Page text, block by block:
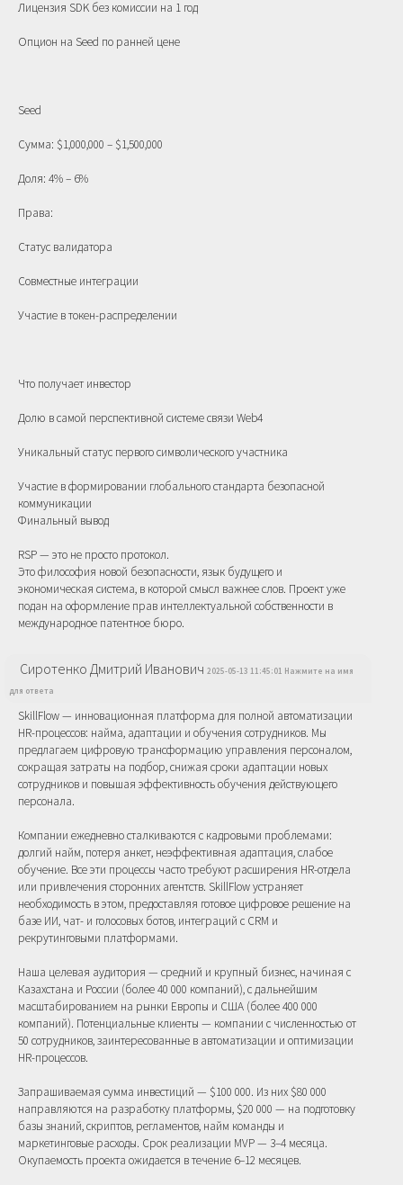
Лицензия SDK без комиссии на 1 год
Опцион на Seed по ранней цене
Seed
Сумма: $1,000,000 – $1,500,000
Доля: 4% – 6%
Права:
Статус валидатора
Совместные интеграции
Участие в токен-распределении
Что получает инвестор
Долю в самой перспективной системе связи Web4
Уникальный статус первого символического участника
Участие в формировании глобального стандарта безопасной
коммуникации
Финальный вывод
RSP — это не просто протокол.
Это философия новой безопасности, язык будущего и
экономическая система, в которой смысл важнее слов. Проект уже
подан на оформление прав интеллектуальной собственности в
международное патентное бюро.
Сиротенко Дмитрий Иванович 2025-05-13 11:45:01 Нажмите на имя
для ответа
SkillFlow — инновационная платформа для полной автоматизации
HR-процессов: найма, адаптации и обучения сотрудников. Мы
предлагаем цифровую трансформацию управления персоналом,
сокращая затраты на подбор, снижая сроки адаптации новых
сотрудников и повышая эффективность обучения действующего
персонала.
Компании ежедневно сталкиваются с кадровыми проблемами:
долгий найм, потеря анкет, неэффективная адаптация, слабое
обучение. Все эти процессы часто требуют расширения HR-отдела
или привлечения сторонних агентств. SkillFlow устраняет
необходимость в этом, предоставляя готовое цифровое решение на
базе ИИ, чат- и голосовых ботов, интеграций с CRM и
рекрутинговыми платформами.
Наша целевая аудитория — средний и крупный бизнес, начиная с
Казахстана и России (более 40 000 компаний), с дальнейшим
масштабированием на рынки Европы и США (более 400 000
компаний). Потенциальные клиенты — компании с численностью от
50 сотрудников, заинтересованные в автоматизации и оптимизации
HR-процессов.
Запрашиваемая сумма инвестиций — $100 000. Из них $80 000
направляются на разработку платформы, $20 000 — на подготовку
базы знаний, скриптов, регламентов, найм команды и
маркетинговые расходы. Срок реализации MVP — 3–4 месяца.
Окупаемость проекта ожидается в течение 6–12 месяцев.